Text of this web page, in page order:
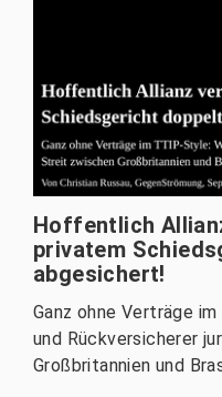
Hoffentlich
privatem
abgesichert!
Ganz ohne Verträge
und Rückversicherer
Großbritannien und